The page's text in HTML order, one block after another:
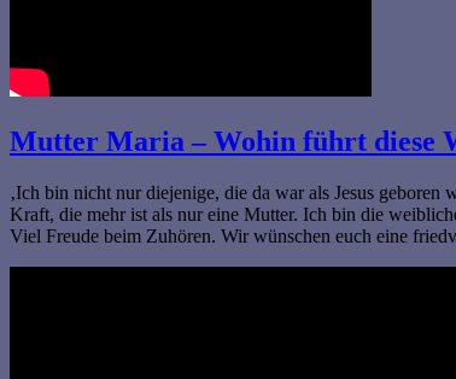
Mutter Maria – Wohin führt diese
‚Ich bin nicht nur diejenige, die da war als Jesus
Kraft, die mehr ist als nur eine Mutter. Ich bin die
Viel Freude beim Zuhören. Wir wünschen euch eine